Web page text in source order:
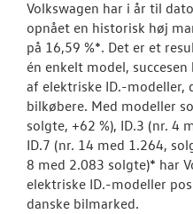
Volkswagen har i år til
opnået en historisk høj
på 16,59 %*. Det er et
én enkelt model,
af elektriske ID.-modeller,
bilkøbere. Med modeller
solgte, +62 %), ID.3 (nr. 4
ID.7 (nr. 14 med 1.264,
8 med 2.083 solgte)* har
elektriske ID.-modeller
danske bilmarked.